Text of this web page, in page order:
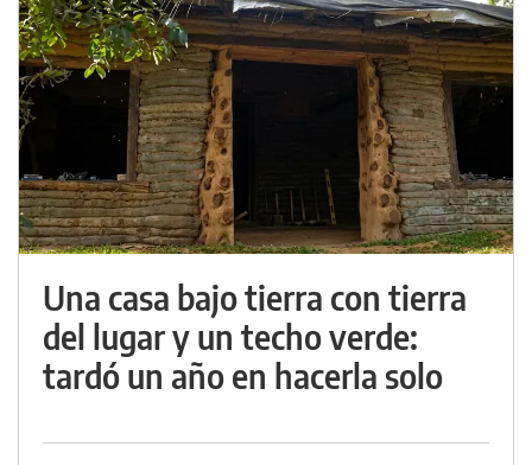
Una casa bajo tierra con tierra
del lugar y un techo verde:
tardó un año en hacerla solo